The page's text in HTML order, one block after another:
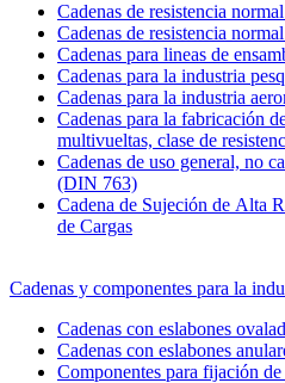
Cadenas de resistencia
Cadenas de resistencia
Cadenas para lineas de
Cadenas para la industria
Cadenas para la industria
Cadenas para la fabricación
multivueltas, clase de
Cadenas de uso general, no
(DIN 763)
Cadena de Sujeción de Alta
de Cargas
Cadenas y componentes para la
Cadenas con eslabones
Cadenas con eslabones
Componentes para fijación de